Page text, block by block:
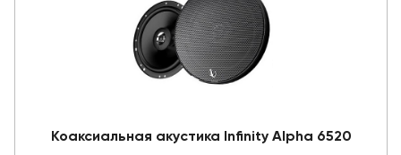
Коаксиальная акустика Infinity Alpha 6520